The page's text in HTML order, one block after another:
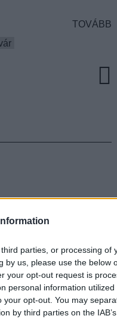
parties, or processing of
by us, please use the below
your opt-out request is
personal information
opt-out. You may
by third parties on the
TOVÁBB